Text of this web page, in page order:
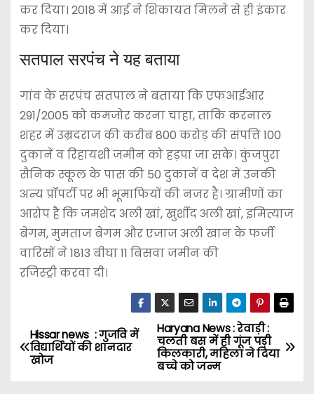
कर दिया। 2018 में आई ने शिकायत मिलने से ही इंकार
कर दिया।
सतपाल सरपंच ने यह बताया
गांव के सरपंच सतपाल ने बताया कि एफआईआर
291/2005 को कमजोर करना चाहा, ताकि करनाल
शहर में उम्रदराज की करीब 800 करोड़ की संपत्ति 100
दुकानें व रिहायशी जमीन को हड़पा जा सके। कुंजपुरा
सैनिक स्कूल के पास की 50 दुकानें व देश में उनकी
अन्य प्रॉपर्टी पर भी भूमाफियों की नजर है। ग्रामीणों का
आरोप है कि जमशेद अली खां, खुर्शीद अली खां, इमित्याज
बेगम, मुमताज बेगम और एजाज अली खान के फर्जी
वारिसों ने 1813 बीघा 11 बिसवा जमीन की
रजिस्ट्री करवा दी।
P
o
Haryana News : रेवाड़ी :
चलती बस में ही गूंज पड़ी
किलकारी, महिला ने दिया
बच्चे को जन्म
Hissar news : गुजवि में
विद्यार्थियों की शानदार
खोज